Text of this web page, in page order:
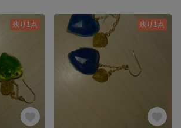
残り1点 残り1点